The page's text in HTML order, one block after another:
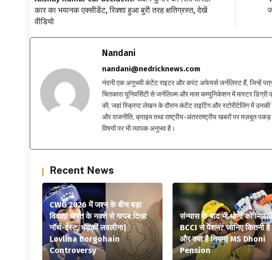
कार का भयानक एक्सीडेंट, रिक्शा हुआ बुरी तरह क्षतिग्रस्त, देखें
वीडियो
Nandani
nandani@nedricknews.com
नंदनी एक अनुभवी कंटेंट राइटर और करंट अफेयर्स जर्नलिस्ट हैं, जिन्हें
चितकारा यूनिवर्सिटी से जर्नलिज़्म और मास कम्युनिकेशन में मास्टर
की, जहां स्क्रिप्ट लेखन के दौरान कंटेंट राइटिंग और स्टोरीटेलिंग में
और राजनीति, क्राइम तथा राष्ट्रीय-अंतरराष्ट्रीय खबरों पर मज़बूत
विषयों पर भी व्यापक अनुभव है।
Recent News
CWG 2026 में जश्न के बीच बड़ा
विवाद! भारत के नक्शे से गायब दिखा
नॉर्थ-ईस्ट, भड़कीं लवलीना|
Lovlina Borgohain
Controversy
संन्यास के बाद भी धोनी को
BCCI से पेंशन? जानिए कितनी
और क्या है नियम| MS Dhoni
Pension